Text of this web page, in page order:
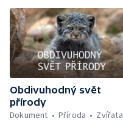
Obdivuhodný svět
přírody
Dokument
Příroda Zvířata